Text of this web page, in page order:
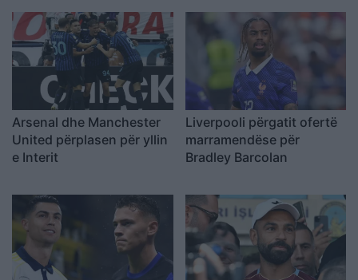
Reagon partnerja e
mesfushorit
Arsenal dhe Manchester
United përplasen për yllin
e Interit
Liverpooli përgatit ofertë
marramendëse për
Bradley Barcolan